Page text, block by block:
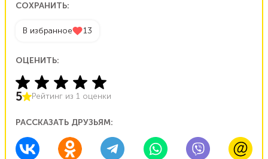
СОХРАНИТЬ:
В избранное 13
ОЦЕНИТЬ:
5 Рейтинг из 1 оценки
РАССКАЗАТЬ ДРУЗЬЯМ: